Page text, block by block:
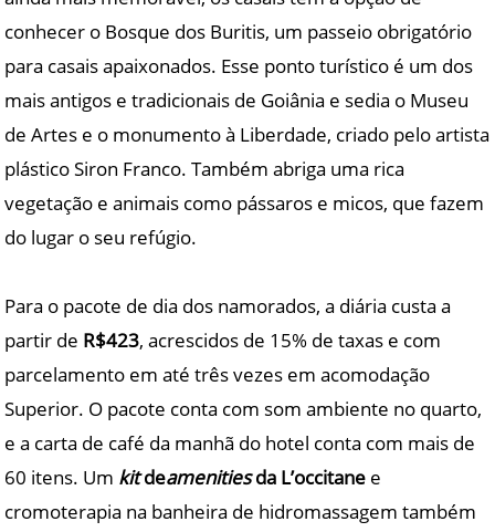
conhecer o Bosque dos Buritis, um passeio obrigatório
para casais apaixonados. Esse ponto turístico é um dos
mais antigos e tradicionais de Goiânia e sedia o Museu
de Artes e o monumento à Liberdade, criado pelo artista
plástico Siron Franco. Também abriga uma rica
vegetação e animais como pássaros e micos, que fazem
do lugar o seu refúgio.
Para o pacote de dia dos namorados, a diária custa a
partir de R$423, acrescidos de 15% de taxas e com
parcelamento em até três vezes em acomodação
Superior. O pacote conta com som ambiente no quarto,
e a carta de café da manhã do hotel conta com mais de
60 itens. Um kitdeamenitiesda L’occitane e
cromoterapia na banheira de hidromassagem também